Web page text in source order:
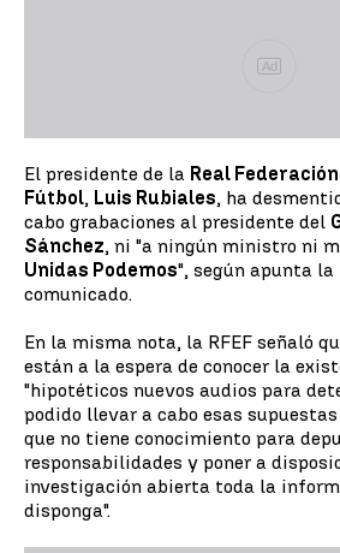
Ad
El presidente de la Real
Fútbol, Luis Rubiales, ha
cabo grabaciones al presidente del
Sánchez, ni "a ningún ministro ni
Unidas Podemos", según apunta la
comunicado.
En la misma nota, la RFEF señaló
están a la espera de conocer la
"hipotéticos nuevos audios para
podido llevar a cabo esas
que no tiene conocimiento para
responsabilidades y poner a
investigación abierta toda la
disponga".